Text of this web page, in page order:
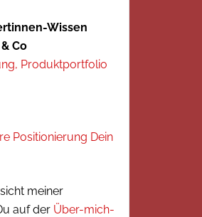
Wissen
Co
Produktportfolio
Positionierung Dein
meiner
auf der Über-mich-